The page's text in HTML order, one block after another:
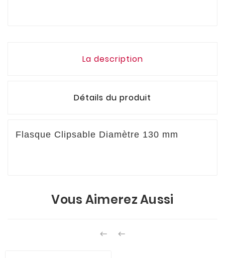
La description
Détails du produit
Flasque Clipsable Diamètre 130 mm
Vous Aimerez Aussi
 